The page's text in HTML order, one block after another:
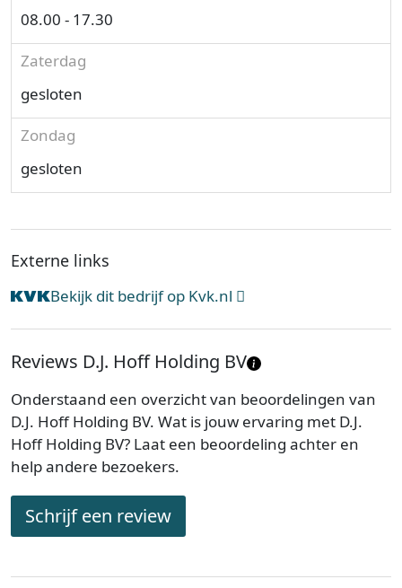
08.00 - 17.30
Zaterdag
gesloten
Zondag
gesloten
Externe links
Bekijk dit bedrijf op Kvk.nl
Reviews D.J. Hoff Holding BV
Onderstaand een overzicht van beoordelingen van
D.J. Hoff Holding BV. Wat is jouw ervaring met D.J.
Hoff Holding BV? Laat een beoordeling achter en
help andere bezoekers.
Schrijf een review